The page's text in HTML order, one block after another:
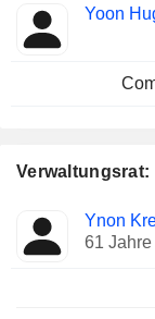
Yoon
Verwaltungsrat:
Ynon
61 Jahre